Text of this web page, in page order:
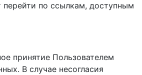
по ссылкам, доступным
принятие Пользователем
В случае несогласия